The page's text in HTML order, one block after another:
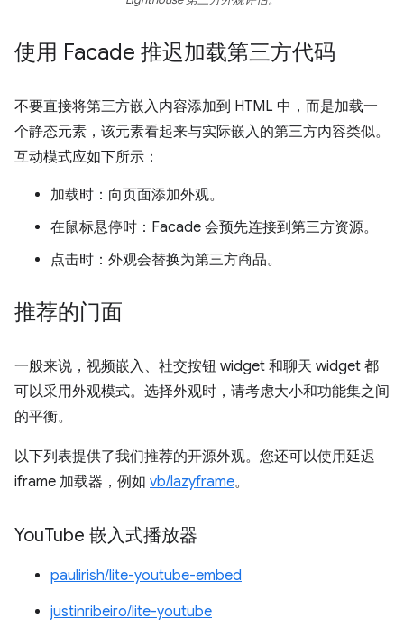
使用 Facade 推迟加载第三方代码
不要直接将第三方嵌入内容添加到 HTML 中，而是加载一
个静态元素，该元素看起来与实际嵌入的第三方内容类似。
互动模式应如下所示：
加载时：向页面添加外观。
在鼠标悬停时：Facade 会预先连接到第三方资源。
点击时：外观会替换为第三方商品。
推荐的门面
一般来说，视频嵌入、社交按钮 widget 和聊天 widget 都
可以采用外观模式。选择外观时，请考虑大小和功能集之间
的平衡。
以下列表提供了我们推荐的开源外观。您还可以使用延迟
iframe 加载器，例如 vb/lazyframe。
YouTube 嵌入式播放器
paulirish/lite-youtube-embed
justinribeiro/lite-youtube